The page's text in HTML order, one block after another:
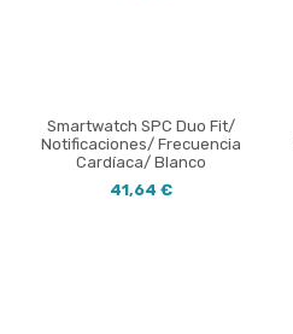
Smartwatch SPC Duo Fit/
Notificaciones/ Frecuencia
Cardíaca/ Blanco
41,64 €